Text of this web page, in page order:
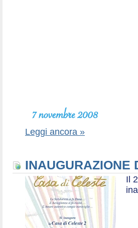
Leggi ancora »
INAUGURAZIONE
Il